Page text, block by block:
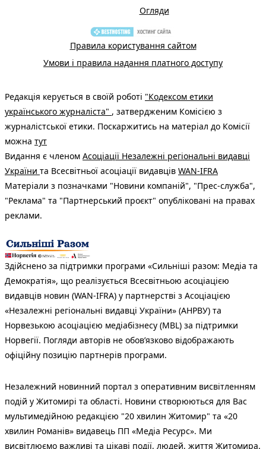
Огляди
Правила користування сайтом
Умови і правила надання платного доступу
Редакція керується в своїй роботі "Кодексом етики
українського журналіста" , затвердженим Комісією з
журналістської етики. Поскаржитись на матеріал до Комісії
можна тут
Видання є членом Асоціації Незалежні регіональні видавці
України та Всесвітньої асоціації видавців WAN-IFRA
Матеріали з позначками "Новини компаній", "Прес-служба",
"Реклама" та "Партнерський проєкт" опубліковані на правах
реклами.
Здійснено за підтримки програми «Сильніші разом: Медіа та
Демократія», що реалізується Всесвітньою асоціацією
видавців новин (WAN-IFRA) у партнерстві з Асоціацією
«Незалежні регіональні видавці України» (АНРВУ) та
Норвезькою асоціацією медіабізнесу (MBL) за підтримки
Норвегії. Погляди авторів не обов’язково відображають
офіційну позицію партнерів програми.
Незалежний новинний портал з оперативним висвітленням
подій у Житомирі та області. Новини створюються для Вас
мультимедійною редакцією "20 хвилин Житомир" та «20
хвилин Романів» видавець ПП «Медіа Ресурс». Ми
висвітлюємо важливі та цікаві події, людей, життя Житомира.